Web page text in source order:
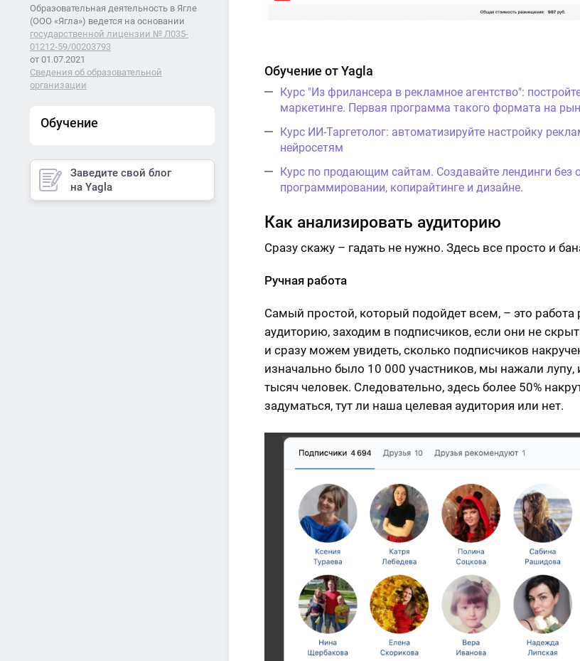
Обучение от Yagla
Курс "Из фрилансера в рекламное агентство":
маркетинге. Первая программа такого формата на
Курс ИИ-Таргетолог: автоматизируйте настройку
нейросетям
Курс по продающим сайтам. Создавайте лендинги без
программировании, копирайтинге и дизайне.
Как анализировать аудиторию
Сразу скажу – гадать не нужно. Здесь все просто и
Ручная работа
Самый простой, который подойдет всем, – это
аудиторию, заходим в подписчиков, если они не
и сразу можем увидеть, сколько подписчиков
изначально было 10 000 участников, мы нажали лупу,
тысяч человек. Следовательно, здесь более 50%
задуматься, тут ли наша целевая аудитория или нет.
Образовательная деятельность в Ягле
(ООО «Ягла») ведется на основании
государственной лицензии № Л035-
01212-59/00203793
от 01.07.2021
Сведения об образовательной
организации
Обучение
Заведите свой блог
на Yagla